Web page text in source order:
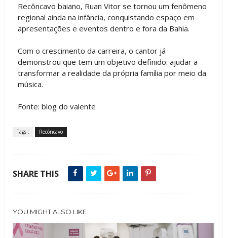
Recôncavo baiano, Ruan Vitor se tornou um fenômeno
regional ainda na infância, conquistando espaço em
apresentações e eventos dentro e fora da Bahia.
Com o crescimento da carreira, o cantor já
demonstrou que tem um objetivo definido: ajudar a
transformar a realidade da própria família por meio da
música.
Fonte: blog do valente
Tags : Recôncavo
SHARE THIS
YOU MIGHT ALSO LIKE